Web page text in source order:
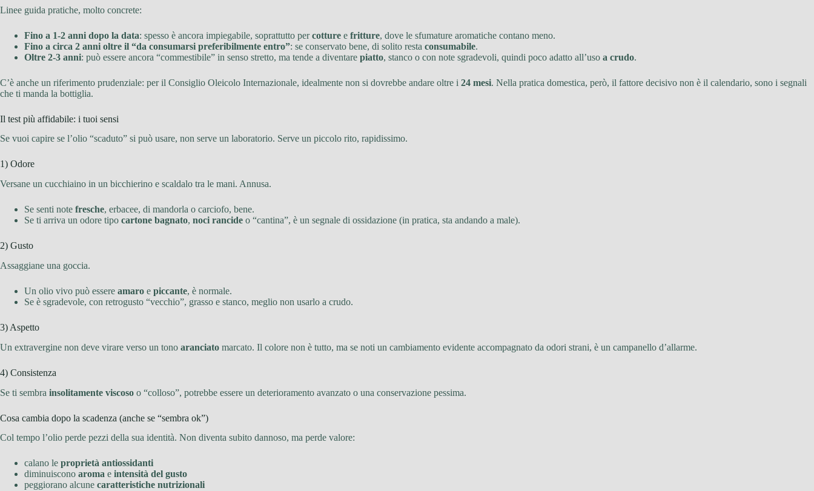
Linee guida pratiche, molto concrete:
Fino a 1-2 anni dopo la data: spesso è ancora impiegabile, soprattutto percotture e fritture, dove le sfumature aromatiche contano meno.
Fino a circa 2 anni oltre il “da consumarsi preferibilmente entro”: se conservato bene, di solito resta consumabile.
Oltre 2-3 anni: può essere ancora “commestibile” in senso stretto, ma tende a diventare piatto, stanco o con note sgradevoli, quindi poco adatto all’uso a crudo.
C’è anche un riferimento prudenziale: per il Consiglio Oleicolo Internazionale, idealmente non si dovrebbe andare oltre i 24 mesi. Nella pratica domestica, però, il fattore decisivo non è il calendario, sono i segnali
che ti manda la bottiglia.
Il test più affidabile: i tuoi sensi
Se vuoi capire se l’olio “scaduto” si può usare, non serve un laboratorio. Serve un piccolo rito, rapidissimo.
1) Odore
Versane un cucchiaino in un bicchierino e scaldalo tra le mani. Annusa.
Se senti note fresche, erbacee, di mandorla o carciofo, bene.
Se ti arriva un odore tipo cartone bagnato, noci rancide o “cantina”, è un segnale di ossidazione (in pratica, sta andando a male).
2) Gusto
Assaggiane una goccia.
Un olio vivo può essere amaro e piccante, è normale.
Se è sgradevole, con retrogusto “vecchio”, grasso e stanco, meglio non usarlo a crudo.
3) Aspetto
Un extravergine non deve virare verso un tono aranciato marcato. Il colore non è tutto, ma se noti un cambiamento evidente accompagnato da odori strani, è un campanello d’allarme.
4) Consistenza
Se ti sembra insolitamente viscoso o “colloso”, potrebbe essere un deterioramento avanzato o una conservazione pessima.
Cosa cambia dopo la scadenza (anche se “sembra ok”)
Col tempo l’olio perde pezzi della sua identità. Non diventa subito dannoso, ma perde valore:
calano le proprietà antiossidanti
diminuiscono aroma e intensità del gusto
peggiorano alcune caratteristiche nutrizionali